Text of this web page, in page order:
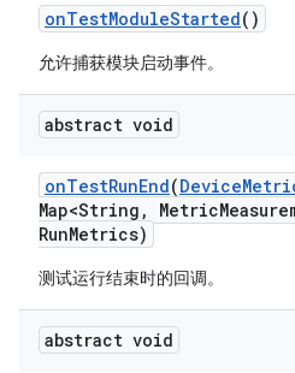
onTestModuleStarted()
允许捕获模块启动事件。
abstract void
onTestRunEnd(Device
Map<String , Metric
RunMetrics)
测试运行结束时的回调。
abstract void